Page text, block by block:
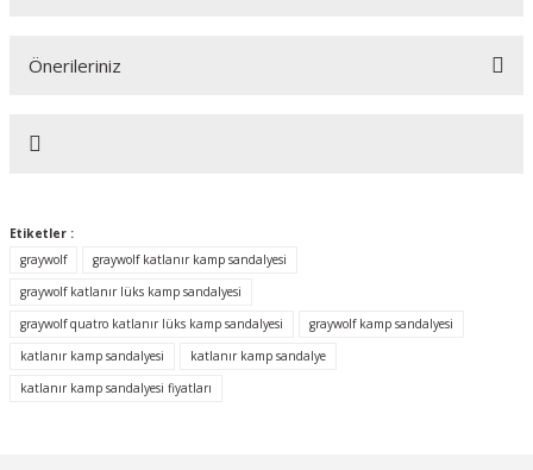
Önerileriniz
yetersiz gördüğünüz noktaları öneri formunu kullanarak tarafımıza
Ürün resmi kalitesiz, bozuk veya görüntülenemiyor.
Ürün açıklamasında eksik bilgiler bulunuyor.
Ürün bilgilerinde hatalar bulunuyor.
Ürün fiyatı diğer sitelerden daha pahalı.
Bu ürüne benzer farklı alternatifler olmalı.
Etiketler :
graywolf
graywolf katlanır kamp sandalyesi
graywolf katlanır lüks kamp sandalyesi
graywolf quatro katlanır lüks kamp sandalyesi
graywolf kamp sandalyesi
katlanır kamp sandalyesi
katlanır kamp sandalye
katlanır kamp sandalyesi fiyatları